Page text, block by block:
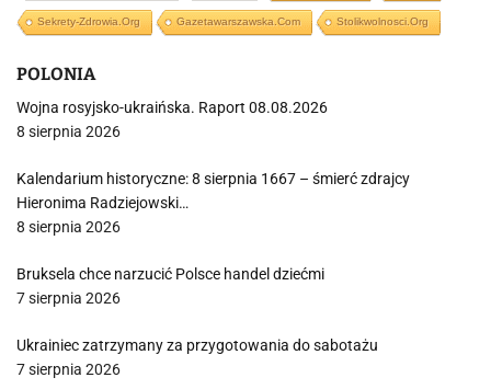
Sekrety-Zdrowia.org Gazetawarszawska.com Stolikwolnosci.org
POLONIA
Wojna rosyjsko-ukraińska. Raport 08.08.2026
8 sierpnia 2026
Kalendarium historyczne: 8 sierpnia 1667 – śmierć zdrajcy
Hieronima Radziejowski…
8 sierpnia 2026
Bruksela chce narzucić Polsce handel dziećmi
7 sierpnia 2026
Ukrainiec zatrzymany za przygotowania do sabotażu
7 sierpnia 2026